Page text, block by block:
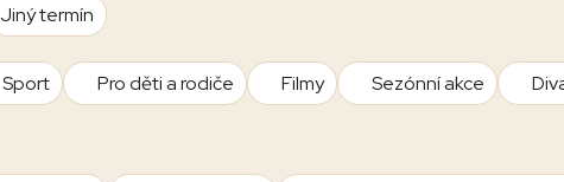
Jiný termín
Sport Pro děti a rodiče Filmy Sezónní akce